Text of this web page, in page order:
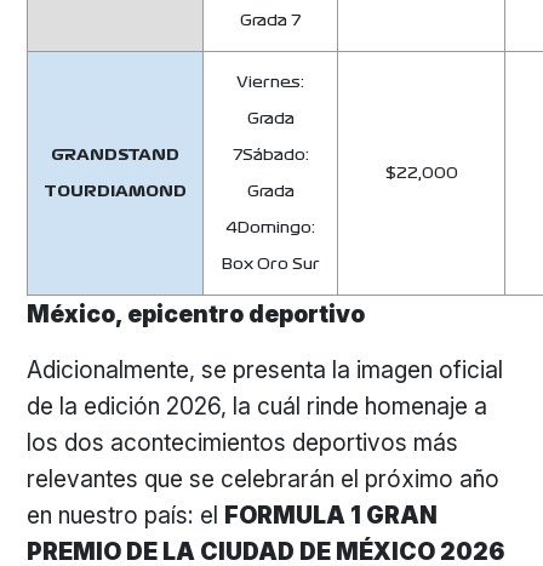
Grada 7
GRANDSTAND
TOURDIAMOND
Viernes:
Grada
7Sábado:
Grada
4Domingo:
Box Oro Sur
$22,000
México, epicentro deportivo
Adicionalmente, se presenta la imagen oficial
de la edición 2026, la cuál rinde homenaje a
los dos acontecimientos deportivos más
relevantes que se celebrarán el próximo año
en nuestro país: el FORMULA 1 GRAN
PREMIO DE LA CIUDAD DE MÉXICO 2026